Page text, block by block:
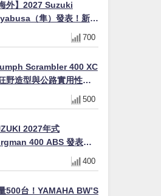
海外】2027 Suzuki
（隼）發表！新增
Edition 特仕版，全
珠白塗裝與專屬配備登
700
Scrambler 400 XC
野造型與公路實用性的
500
2027年式
400 ABS 發表！
日本上市、支援E10汽油
98萬100日圓
400
500台！YAMAHA BW’S